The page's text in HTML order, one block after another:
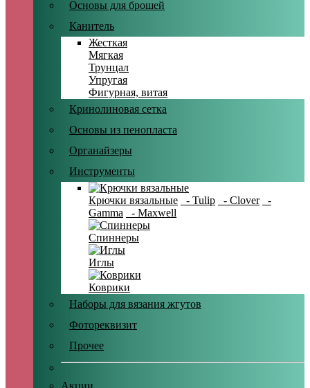
Основы для брошей
Канитель
Жесткая
Мягкая
Трунцал
Упругая
Фигурная, витая
Кринолиновая сетка
Основы из пенопласта
Органайзеры
Инструменты
Крючки вязальные - Tulip - Clover
-
Gamma
- Maxwell
Спиннеры
Иглы
Коврики
Наборы для вязания жгутов
Фотореквизит
Прочее